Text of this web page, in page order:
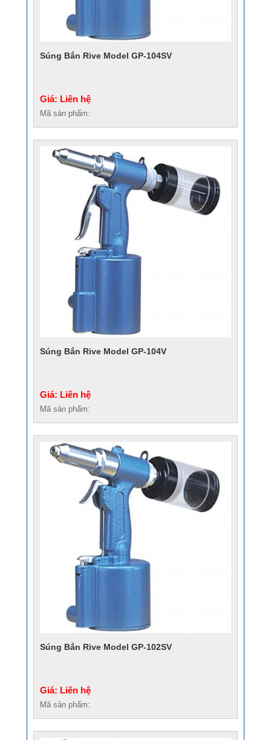
Súng Bắn Rive Model GP-104SV
Giá: Liên hệ
Mã sản phẩm:
Súng Bắn Rive Model GP-104V
Giá: Liên hệ
Mã sản phẩm:
Súng Bắn Rive Model GP-102SV
Giá: Liên hệ
Mã sản phẩm: